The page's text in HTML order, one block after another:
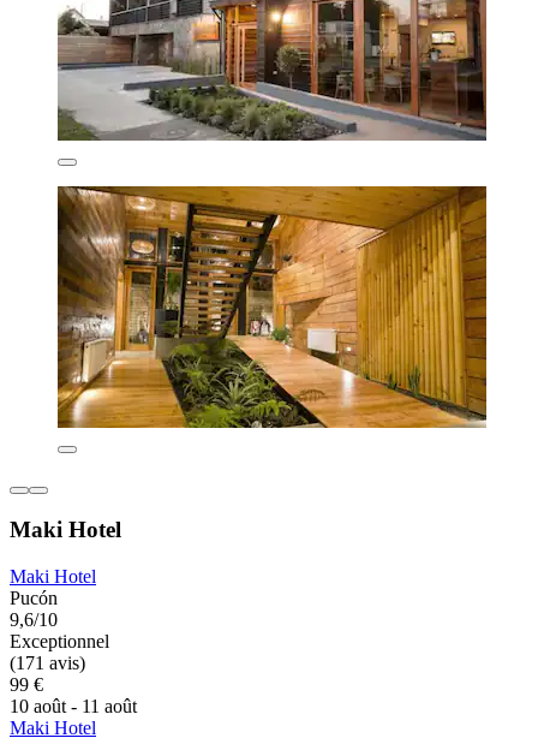
Maki Hotel
Maki Hotel
Pucón
9,6/10
Exceptionnel
(171 avis)
99 €
10 août - 11 août
Maki Hotel